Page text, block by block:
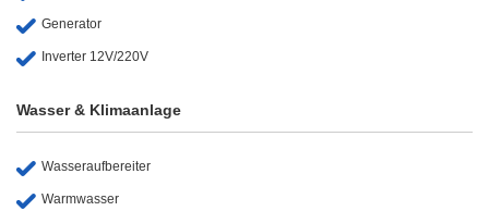
Generator
Inverter 12V/220V
Wasser & Klimaanlage
Wasseraufbereiter
Warmwasser